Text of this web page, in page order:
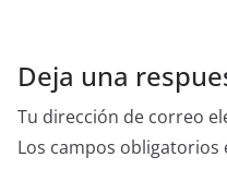
Deja una
Tu dirección de correo
Los campos obligatorios